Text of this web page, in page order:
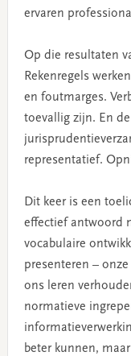
ervaren
Op die resultaten
Rekenregels
en foutmarges.
toevallig zijn. En
representatief.
Dit keer is een
effectief antwoord
vocabulaire
presenteren –
ons leren
normatieve
beter kunnen,